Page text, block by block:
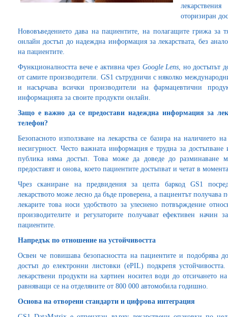
оторизиран
Нововъведението дава на пациентите, на полагащите грижа за
онлайн достъп до надеждна информация за лекарствата, без
на пациентите.
Функционалността вече е активна чрез Google Lens, но достъпът
от самите производители. GS1 сътрудничи с няколко
и насърчава всички производители на фармацевтични
информацията за своите продукти онлайн.
Защо е важно да се предостави надеждна информация за
телефон?
Безопасното използване на лекарства се базира на
несигурност. Често важната информация е трудна за
публика няма достъп. Това може да доведе до разминаване
предоставят и онова, което пациентите достъпват и четат в
Чрез сканиране на предвидения за целта баркод GS1
лекарството може лесно да бъде проверена, а пациентът получава
лекарите това носи удобството за улеснено потвърждение
производителите и регулаторите получават ефективен начин
пациентите.
Напредък по отношение на устойчивостта
Освен че повишава безопасността на пациентите и подобрява
достъп до електронни листовки (ePIL) подкрепя
лекарствени продукти на хартиен носител води до отсичането
равняващи се на отделяните от 800 000 автомобила годишно.
Основа на отворени стандарти и цифрова интеграция